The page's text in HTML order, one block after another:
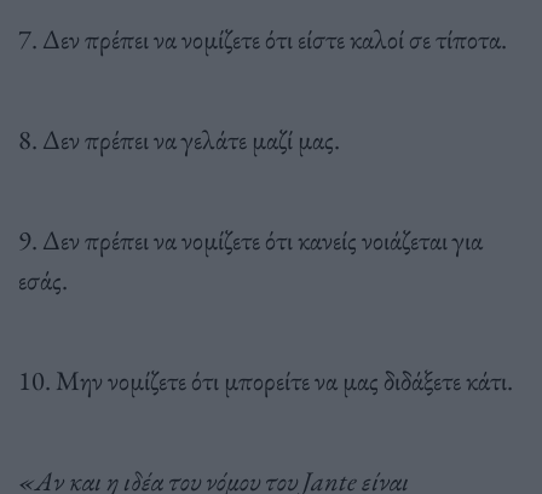
7. Δεν πρέπει να νομίζετε ότι είστε καλοί σε τίποτα.
8. Δεν πρέπει να γελάτε μαζί μας.
9. Δεν πρέπει να νομίζετε ότι κανείς νοιάζεται για
εσάς.
10. Μην νομίζετε ότι μπορείτε να μας διδάξετε κάτι.
«Αν και η ιδέα του νόμου του Jante είναι